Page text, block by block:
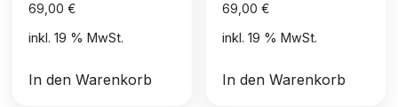
69,00 €
inkl. 19 % MwSt.
In den Warenkorb
69,00€
inkl. 19 % MwSt.
In den Warenkorb